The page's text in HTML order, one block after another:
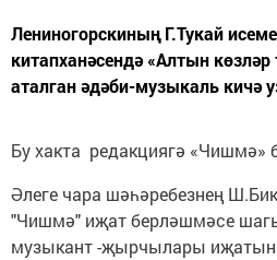
Лениногорскиның Г.Тукай
китапханәсендә «Алтын
аталган әдәби-музыкаль кичә
Бу хакта редакциягә «Чишмә»
Әлеге чара шәһәребезнең
"Чишмә" иҗат берләшмәсе
музыкант -җырчылары